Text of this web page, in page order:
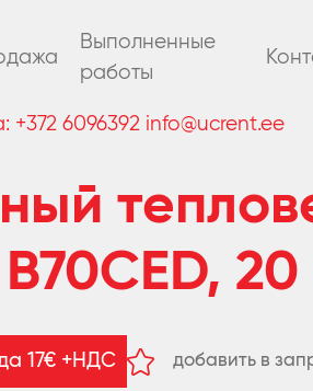
Выполненные
работы
+372 6096392 info@ucrent.ee
20
17€ +НДС
добавить в